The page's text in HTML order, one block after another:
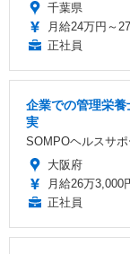
千葉県
月給24万円～
正社員
企業での管理栄
実
SOMPOヘルスサ
大阪府
月給26万3,000
正社員